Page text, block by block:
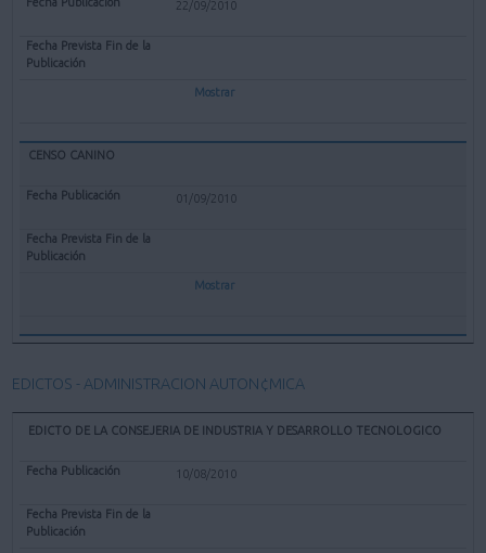
22/09/2010
Mostrar
CENSO CANINO
01/09/2010
Mostrar
EDICTOS - ADMINISTRACION AUTON¢MICA
EDICTO DE LA CONSEJERIA DE INDUSTRIA Y DESARROLLO TECNOLOGICO
10/08/2010